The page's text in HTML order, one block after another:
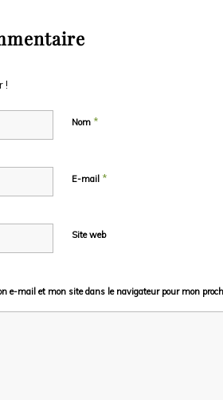
!
Nom *
E-mail *
Site web
e-mail et mon site dans le navigateur pour mon